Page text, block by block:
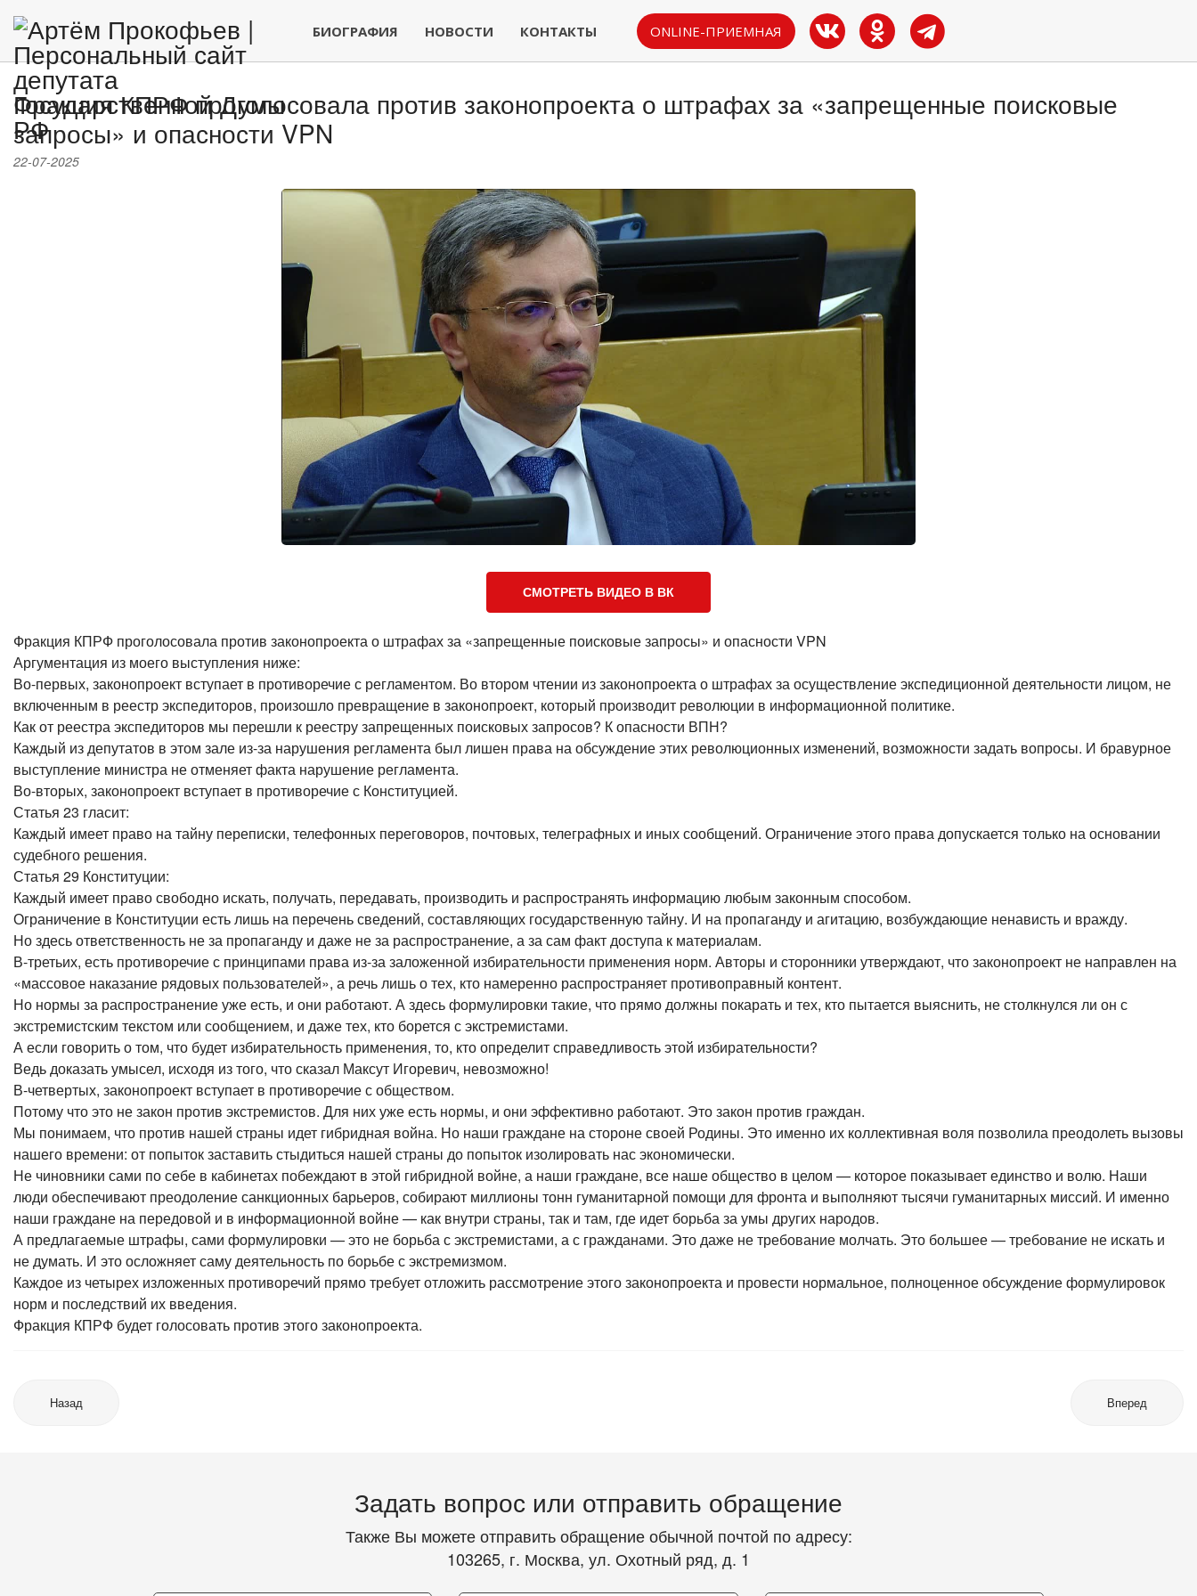
БИОГРАФИЯ НОВОСТИ КОНТАКТЫ ONLINE-ПРИЕМНАЯ
Фракция КПРФ проголосовала против законопроекта о штрафах за «запрещенные поисковые
запросы» и опасности VPN
22-07-2025
СМОТРЕТЬ ВИДЕО В ВК
Фракция КПРФ проголосовала против законопроекта о штрафах за «запрещенные поисковые запросы» и опасности VPN
Аргументация из моего выступления ниже:
Во-первых, законопроект вступает в противоречие с регламентом. Во втором чтении из законопроекта о штрафах за осуществление экспедиционной деятельности лицом, не
включенным в реестр экспедиторов, произошло превращение в законопроект, который производит революции в информационной политике.
Как от реестра экспедиторов мы перешли к реестру запрещенных поисковых запросов? К опасности ВПН?
Каждый из депутатов в этом зале из-за нарушения регламента был лишен права на обсуждение этих революционных изменений, возможности задать вопросы. И бравурное
выступление министра не отменяет факта нарушение регламента.
Во-вторых, законопроект вступает в противоречие с Конституцией.
Статья 23 гласит:
Каждый имеет право на тайну переписки, телефонных переговоров, почтовых, телеграфных и иных сообщений. Ограничение этого права допускается только на основании
судебного решения.
Статья 29 Конституции:
Каждый имеет право свободно искать, получать, передавать, производить и распространять информацию любым законным способом.
Ограничение в Конституции есть лишь на перечень сведений, составляющих государственную тайну. И на пропаганду и агитацию, возбуждающие ненависть и вражду.
Но здесь ответственность не за пропаганду и даже не за распространение, а за сам факт доступа к материалам.
В-третьих, есть противоречие с принципами права из-за заложенной избирательности применения норм. Авторы и сторонники утверждают, что законопроект не направлен на
«массовое наказание рядовых пользователей», а речь лишь о тех, кто намеренно распространяет противоправный контент.
Но нормы за распространение уже есть, и они работают. А здесь формулировки такие, что прямо должны покарать и тех, кто пытается выяснить, не столкнулся ли он с
экстремистским текстом или сообщением, и даже тех, кто борется с экстремистами.
А если говорить о том, что будет избирательность применения, то, кто определит справедливость этой избирательности?
Ведь доказать умысел, исходя из того, что сказал Максут Игоревич, невозможно!
В-четвертых, законопроект вступает в противоречие с обществом.
Потому что это не закон против экстремистов. Для них уже есть нормы, и они эффективно работают. Это закон против граждан.
Мы понимаем, что против нашей страны идет гибридная война. Но наши граждане на стороне своей Родины. Это именно их коллективная воля позволила преодолеть вызовы
нашего времени: от попыток заставить стыдиться нашей страны до попыток изолировать нас экономически.
Не чиновники сами по себе в кабинетах побеждают в этой гибридной войне, а наши граждане, все наше общество в целом — которое показывает единство и волю. Наши
люди обеспечивают преодоление санкционных барьеров, собирают миллионы тонн гуманитарной помощи для фронта и выполняют тысячи гуманитарных миссий. И именно
наши граждане на передовой и в информационной войне — как внутри страны, так и там, где идет борьба за умы других народов.
А предлагаемые штрафы, сами формулировки — это не борьба с экстремистами, а с гражданами. Это даже не требование молчать. Это большее — требование не искать и
не думать. И это осложняет саму деятельность по борьбе с экстремизмом.
Каждое из четырех изложенных противоречий прямо требует отложить рассмотрение этого законопроекта и провести нормальное, полноценное обсуждение формулировок
норм и последствий их введения.
Фракция КПРФ будет голосовать против этого законопроекта.
Назад Вперед
Задать вопрос или отправить обращение
Также Вы можете отправить обращение обычной почтой по адресу:
103265, г. Москва, ул. Охотный ряд, д. 1